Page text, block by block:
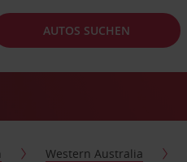
AUTOS SUCHEN
Western Australia